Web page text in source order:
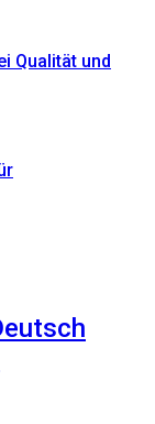
Qualität und